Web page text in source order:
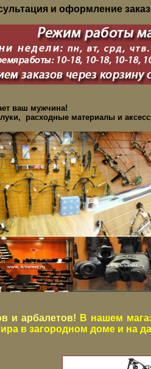
и оформление
ваш мужчина!
расходные материалы и
и арбалетов! В нашем
в загородном доме и на